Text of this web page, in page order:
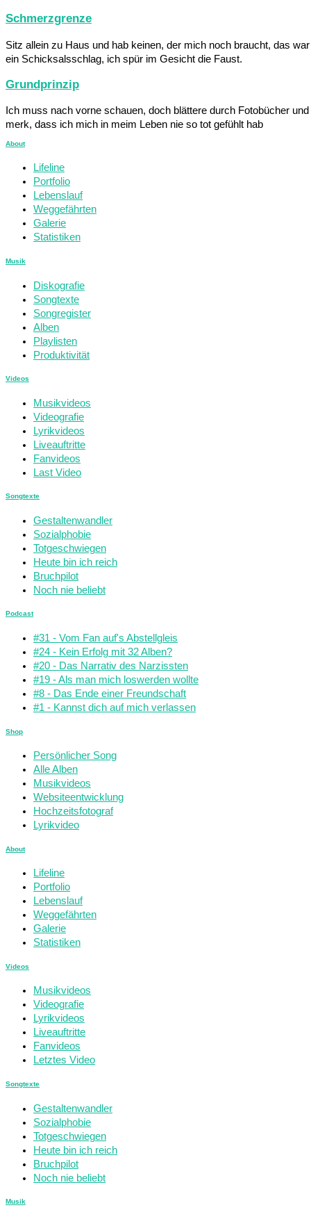
Schmerzgrenze
Sitz allein zu Haus und hab keinen, der mich noch braucht, das war
ein Schicksalsschlag, ich spür im Gesicht die Faust.
Grundprinzip
Ich muss nach vorne schauen, doch blättere durch Fotobücher und
merk, dass ich mich in meim Leben nie so tot gefühlt hab
About
Lifeline
Portfolio
Lebenslauf
Weggefährten
Galerie
Statistiken
Musik
Diskografie
Songtexte
Songregister
Alben
Playlisten
Produktivität
Videos
Musikvideos
Videografie
Lyrikvideos
Liveauftritte
Fanvideos
Last Video
Songtexte
Gestaltenwandler
Sozialphobie
Totgeschwiegen
Heute bin ich reich
Bruchpilot
Noch nie beliebt
Podcast
#31 - Vom Fan auf's Abstellgleis
#24 - Kein Erfolg mit 32 Alben?
#20 - Das Narrativ des Narzissten
#19 - Als man mich loswerden wollte
#8 - Das Ende einer Freundschaft
#1 - Kannst dich auf mich verlassen
Shop
Persönlicher Song
Alle Alben
Musikvideos
Websiteentwicklung
Hochzeitsfotograf
Lyrikvideo
About
Lifeline
Portfolio
Lebenslauf
Weggefährten
Galerie
Statistiken
Videos
Musikvideos
Videografie
Lyrikvideos
Liveauftritte
Fanvideos
Letztes Video
Songtexte
Gestaltenwandler
Sozialphobie
Totgeschwiegen
Heute bin ich reich
Bruchpilot
Noch nie beliebt
Musik